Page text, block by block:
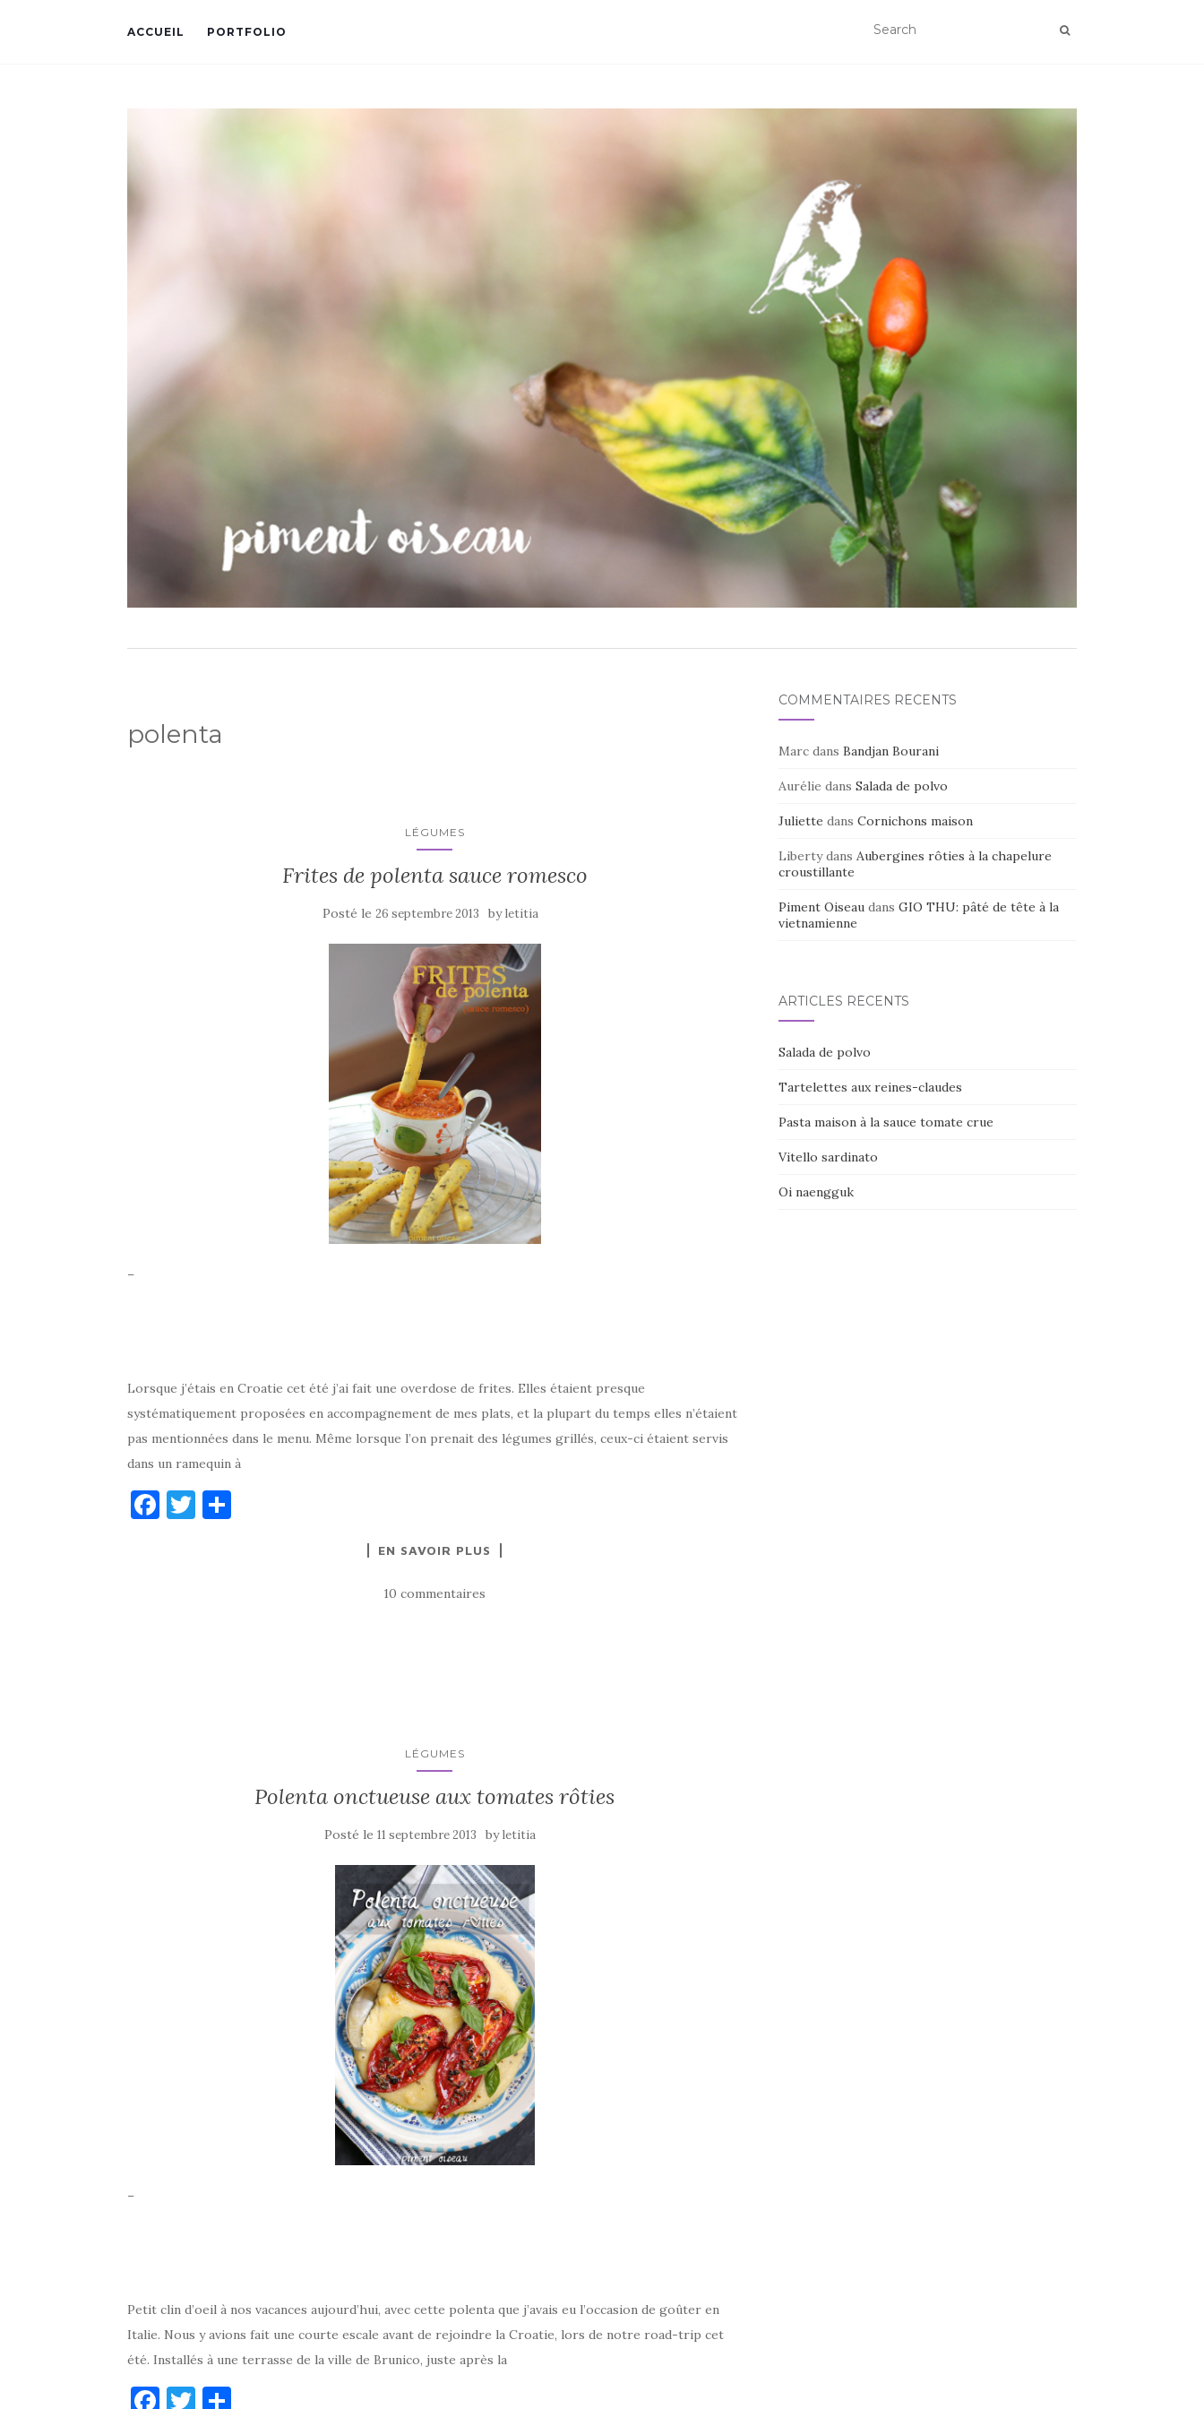
ACCUEIL PORTFOLIO
polenta
LÉGUMES
Frites de polenta sauce romesco
Posté le 26 septembre 2013 byletitia
–
Lorsque j’étais en Croatie cet été j’ai fait une overdose de frites. Elles étaient presque
systématiquement proposées en accompagnement de mes plats, et la plupart du temps elles n’étaient
pas mentionnées dans le menu. Même lorsque l’on prenait des légumes grillés, ceux-ci étaient servis
dans un ramequin à
F T
EN SAVOIR PLUS
10 commentaires
LÉGUMES
Polenta onctueuse aux tomates rôties
Posté le11 septembre 2013 byletitia
–
Petit clin d’oeil à nos vacances aujourd’hui, avec cette polenta que j’avais eu l’occasion de goûter en
Italie. Nous y avions fait une courte escale avant de rejoindre la Croatie, lors de notre road-trip cet
été. Installés à une terrasse de la ville de Brunico, juste après la
F T
COMMENTAIRES RÉCENTS
Marcdans Bandjan Bourani
Aurélie dans Salada de polvo
Juliette dans Cornichons maison
Libertydans Aubergines rôties à la chapelure
croustillante
Piment Oiseaudans GIO THU: pâté de tête à la
vietnamienne
ARTICLES RÉCENTS
Salada de polvo
Tartelettes aux reines-claudes
Pasta maison à la sauce tomate crue
Vitello sardinato
Oi naengguk